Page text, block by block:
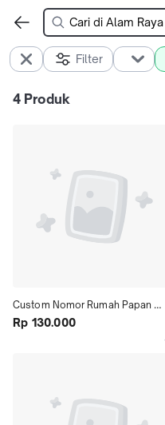
Filter
4 Produk
Custom Nomor Rumah Papan
Alamat Nomer No Minimalist
Rp 130.000